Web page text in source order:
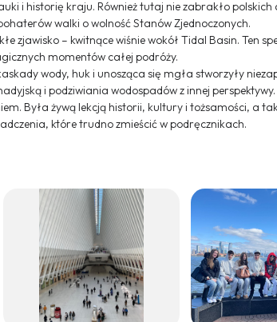
i historię kraju. Również tutaj nie zabrakło polskich
walki o wolność Stanów Zjednoczonych.
zjawisko – kwitnące wiśnie wokół Tidal Basin. Ten
momentów całej podróży.
wody, huk i unosząca się mgła stworzyły
i podziwiania wodospadów z innej perspektywy.
Była żywą lekcją historii, kultury i tożsamości, a
które trudno zmieścić w podręcznikach.